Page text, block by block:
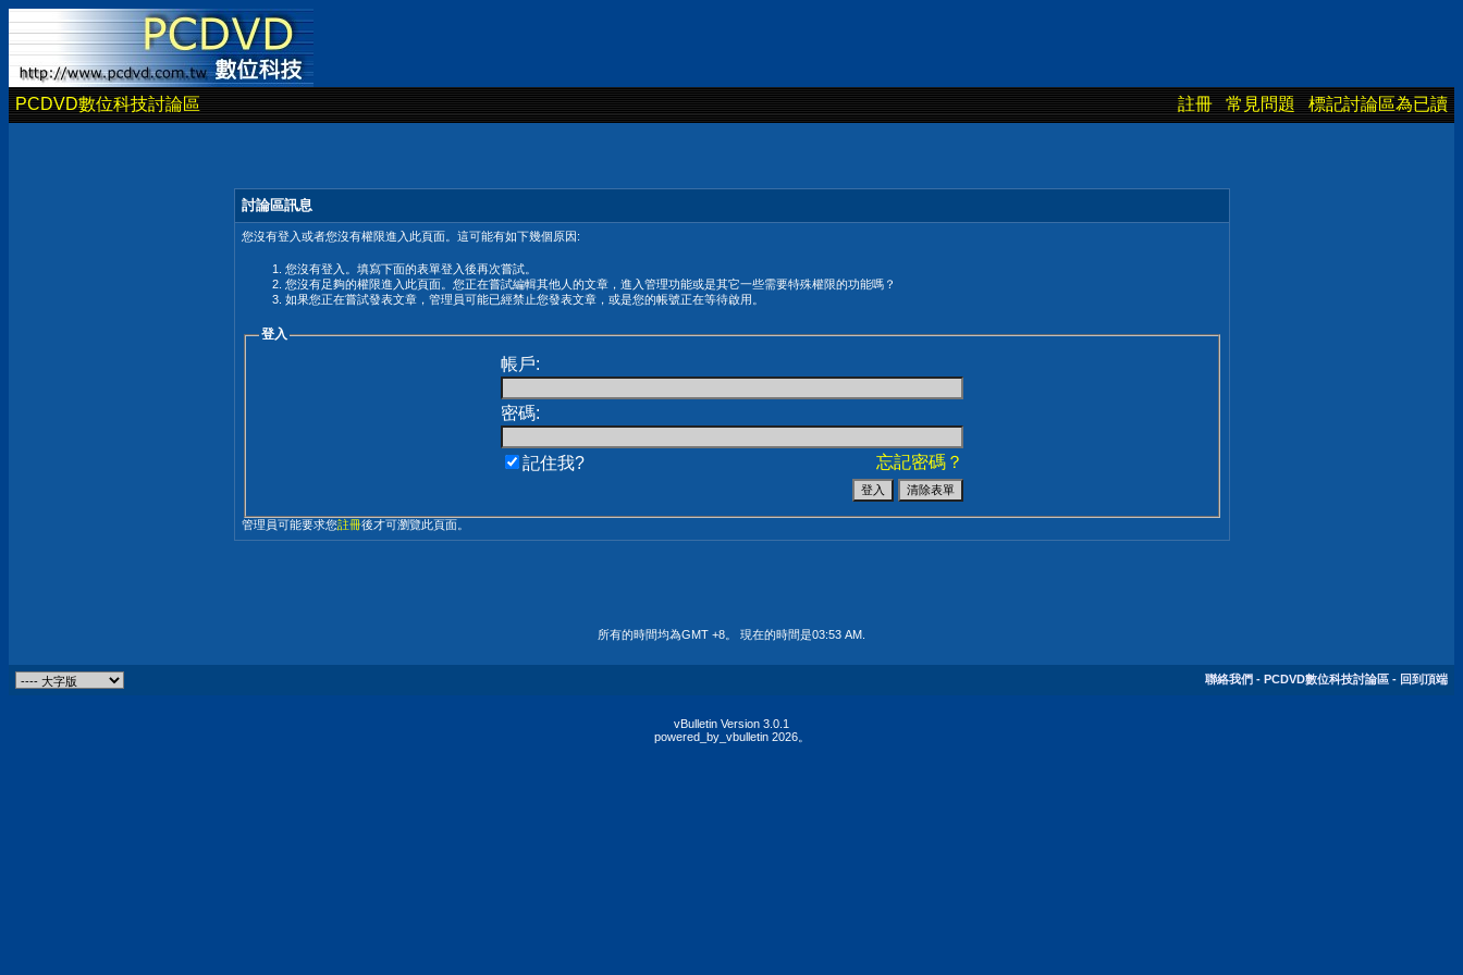
PCDVD數位科技討論區 註冊 常見問題 標記討論區為已讀
討論區訊息
您沒有登入或者您沒有權限進入此頁面。這可能有如下幾個原因:
您沒有登入。填寫下面的表單登入後再次嘗試。
您沒有足夠的權限進入此頁面。您正在嘗試編輯其他人的文章，進入管理功能或是其它一些需要特殊權限的功能嗎？
如果您正在嘗試發表文章，管理員可能已經禁止您發表文章，或是您的帳號正在等待啟用。
登入
帳戶:
密碼:
忘記密碼？
記住我?
管理員可能要求您註冊後才可瀏覽此頁面。
所有的時間均為GMT +8。 現在的時間是03:53 AM
聯絡我們 - PCDVD數位科技討論區 - 回到頂端
vBulletin Version 3.0.1
powered_by_vbulletin 2026。